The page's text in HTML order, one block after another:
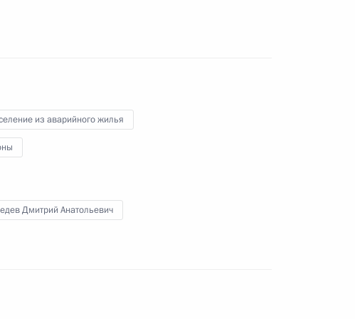
развития России
из аварийного жилья
Дмитрий Анатольевич